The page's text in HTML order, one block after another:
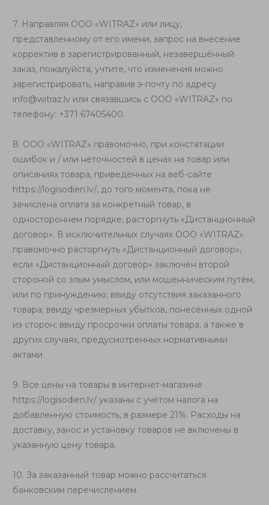
7. Направляя ООО «WITRAZ» или лицу,
представленному от его имени, запрос на внесение
корректив в зарегистрированный, незавершённый
заказ, пожалуйста, учтите, что изменения можно
зарегистрировать, направив э-почту по адресу
info@witraz.lv или связавшись с ООО «WITRAZ» по
телефону: +371 67405400.
8. ООО «WITRAZ» правомочно, при констатации
ошибок и / или неточностей в ценах на товар или
описаниях товара, приведённых на веб-сайте
https://logisodien.lv/, до того момента, пока не
зачислена оплата за конкретный товар, в
одностороннем порядке, расторгнуть «Дистанционный
договор». В исключительных случаях ООО «WITRAZ»
правомочно расторгнуть «Дистанционный договор»,
если «Дистанционный договор» заключён второй
стороной со злым умыслом, или мошенническим путём,
или по принуждению; ввиду отсутствия заказанного
товара; ввиду чрезмерных убытков, понесённых одной
из сторон; ввиду просрочки оплаты товара, а также в
других случаях, предусмотренных нормативными
актами.
9. Все цены на товары в интернет-магазине
https://logisodien.lv/ указаны с учётом налога на
добавленную стоимость, в размере 21%. Расходы на
доставку, занос и установку товаров не включены в
указанную цену товара.
10. За заказанный товар можно рассчитаться
банковским перечислением.